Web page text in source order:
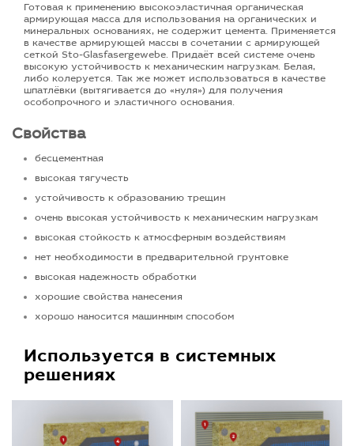
Готовая к применению высокоэластичная органическая
армирующая масса для использования на органических и
минеральных основаниях, не содержит цемента. Применяется
в качестве армирующей массы в сочетании с армирующей
сеткой Sto-Glasfasergewebe. Придаёт всей системе очень
высокую устойчивость к механическим нагрузкам. Белая,
либо колеруется. Так же может использоваться в качестве
шпатлёвки (вытягивается до «нуля») для получения
особопрочного и эластичного основания.
Свойства
бесцементная
высокая тягучесть
устойчивость к образованию трещин
очень высокая устойчивость к механическим нагрузкам
высокая стойкость к атмосферным воздействиям
нет необходимости в предварительной грунтовке
высокая надежность обработки
хорошие свойства нанесения
хорошо наносится машинным способом
Используется в системных
решениях